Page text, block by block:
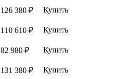
126 380 ₽
Купить
110 610 ₽
Купить
82 980 ₽
Купить
131 380 ₽
Купить